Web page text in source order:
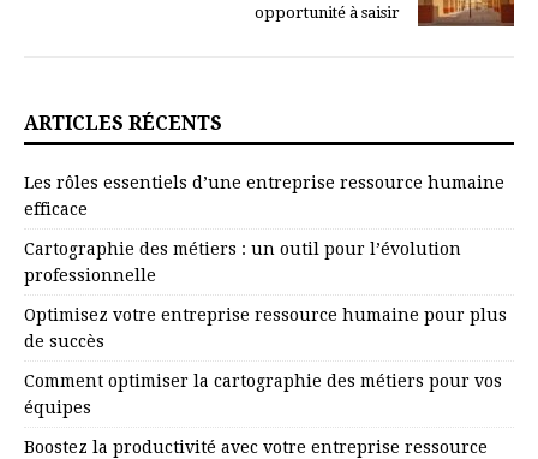
opportunité à saisir
ARTICLES RÉCENTS
Les rôles essentiels d’une entreprise ressource humaine
efficace
Cartographie des métiers : un outil pour l’évolution
professionnelle
Optimisez votre entreprise ressource humaine pour plus
de succès
Comment optimiser la cartographie des métiers pour vos
équipes
Boostez la productivité avec votre entreprise ressource